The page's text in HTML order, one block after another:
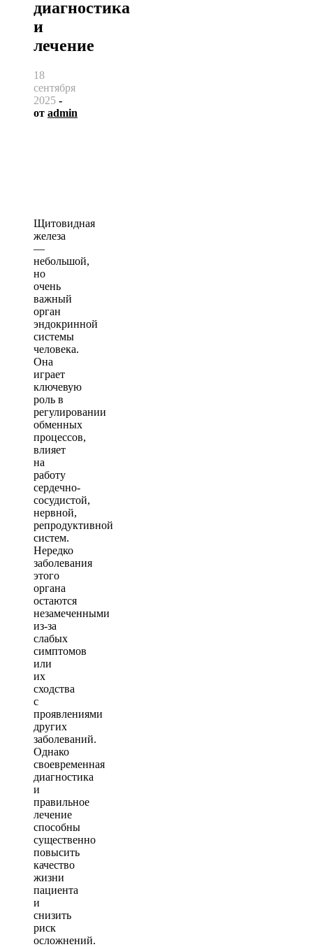
диагностика
и
лечение
18
сентября
2025 -
от admin
Щитовидная
железа
—
небольшой,
но
очень
важный
орган
эндокринной
системы
человека.
Она
играет
ключевую
роль в
регулировании
обменных
процессов,
влияет
на
работу
сердечно-
сосудистой,
нервной,
репродуктивной
систем.
Нередко
заболевания
этого
органа
остаются
незамеченными
из-за
слабых
симптомов
или
их
сходства
с
проявлениями
других
заболеваний.
Однако
своевременная
диагностика
и
правильное
лечение
способны
существенно
повысить
качество
жизни
пациента
и
снизить
риск
осложнений.